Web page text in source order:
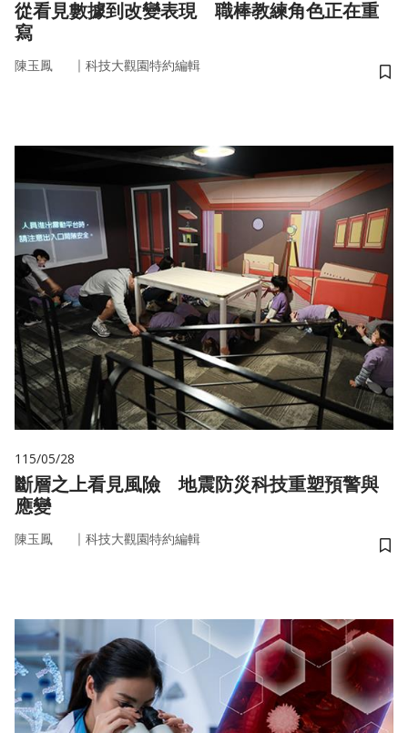
從看見數據到改變表現 職棒教練角色正在重
寫
陳玉鳳 ｜ 科技大觀園特約編輯
儲
115/05/28
斷層之上看見風險 地震防災科技重塑預警與
應變
陳玉鳳 ｜ 科技大觀園特約編輯
儲